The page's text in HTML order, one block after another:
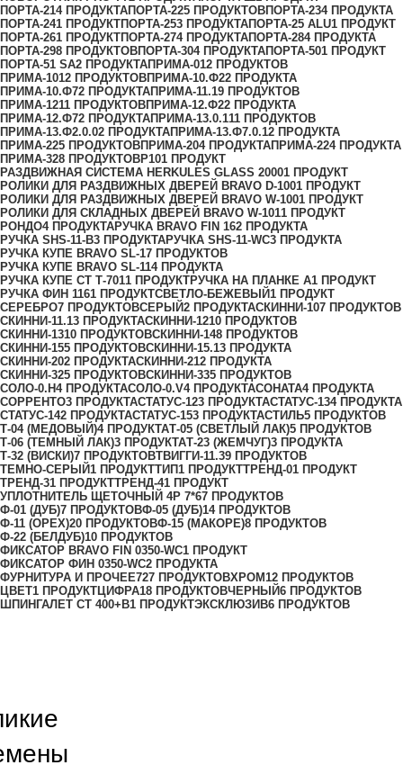
ПОРТА-214 ПРОДУКТАПОРТА-225 ПРОДУКТОВПОРТА-234 ПРОДУКТА
ПОРТА-241 ПРОДУКТПОРТА-253 ПРОДУКТАПОРТА-25 ALU1 ПРОДУКТ
ПОРТА-261 ПРОДУКТПОРТА-274 ПРОДУКТАПОРТА-284 ПРОДУКТА
ПОРТА-298 ПРОДУКТОВПОРТА-304 ПРОДУКТАПОРТА-501 ПРОДУКТ
ПОРТА-51 SA2 ПРОДУКТАПРИМА-012 ПРОДУКТОВ
ПРИМА-1012 ПРОДУКТОВПРИМА-10.Ф22 ПРОДУКТА
ПРИМА-10.Ф72 ПРОДУКТАПРИМА-11.19 ПРОДУКТОВ
ПРИМА-1211 ПРОДУКТОВПРИМА-12.Ф22 ПРОДУКТА
ПРИМА-12.Ф72 ПРОДУКТАПРИМА-13.0.111 ПРОДУКТОВ
ПРИМА-13.Ф2.0.02 ПРОДУКТАПРИМА-13.Ф7.0.12 ПРОДУКТА
ПРИМА-225 ПРОДУКТОВПРИМА-204 ПРОДУКТАПРИМА-224 ПРОДУКТА
ПРИМА-328 ПРОДУКТОВР101 ПРОДУКТ
РАЗДВИЖНАЯ СИСТЕМА HERKULES GLASS 20001 ПРОДУКТ
РОЛИКИ ДЛЯ РАЗДВИЖНЫХ ДВЕРЕЙ BRAVO D-1001 ПРОДУКТ
РОЛИКИ ДЛЯ РАЗДВИЖНЫХ ДВЕРЕЙ BRAVO W-1001 ПРОДУКТ
РОЛИКИ ДЛЯ СКЛАДНЫХ ДВЕРЕЙ BRAVO W-1011 ПРОДУКТ
РОНДО4 ПРОДУКТАРУЧКА BRAVO FIN 162 ПРОДУКТА
РУЧКА SHS-11-B3 ПРОДУКТАРУЧКА SHS-11-WC3 ПРОДУКТА
РУЧКА КУПЕ BRAVO SL-17 ПРОДУКТОВ
РУЧКА КУПЕ BRAVO SL-114 ПРОДУКТА
РУЧКА КУПЕ СТ Т-7011 ПРОДУКТРУЧКА НА ПЛАНКЕ А1 ПРОДУКТ
РУЧКА ФИН 1161 ПРОДУКТСВЕТЛО-БЕЖЕВЫЙ1 ПРОДУКТ
СЕРЕБРО7 ПРОДУКТОВСЕРЫЙ2 ПРОДУКТАСКИННИ-107 ПРОДУКТОВ
СКИННИ-11.13 ПРОДУКТАСКИННИ-1210 ПРОДУКТОВ
СКИННИ-1310 ПРОДУКТОВСКИННИ-148 ПРОДУКТОВ
СКИННИ-155 ПРОДУКТОВСКИННИ-15.13 ПРОДУКТА
СКИННИ-202 ПРОДУКТАСКИННИ-212 ПРОДУКТА
СКИННИ-325 ПРОДУКТОВСКИННИ-335 ПРОДУКТОВ
СОЛО-0.H4 ПРОДУКТАСОЛО-0.V4 ПРОДУКТАСОНАТА4 ПРОДУКТА
СОРРЕНТО3 ПРОДУКТАСТАТУС-123 ПРОДУКТАСТАТУС-134 ПРОДУКТА
СТАТУС-142 ПРОДУКТАСТАТУС-153 ПРОДУКТАСТИЛЬ5 ПРОДУКТОВ
Т-04 (МЕДОВЫЙ)4 ПРОДУКТАТ-05 (СВЕТЛЫЙ ЛАК)5 ПРОДУКТОВ
Т-06 (ТЕМНЫЙ ЛАК)3 ПРОДУКТАТ-23 (ЖЕМЧУГ)3 ПРОДУКТА
Т-32 (ВИСКИ)7 ПРОДУКТОВТВИГГИ-11.39 ПРОДУКТОВ
ТЕМНО-СЕРЫЙ1 ПРОДУКТТИП1 ПРОДУКТТРЕНД-01 ПРОДУКТ
ТРЕНД-31 ПРОДУКТТРЕНД-41 ПРОДУКТ
УПЛОТНИТЕЛЬ ЩЕТОЧНЫЙ 4Р 7*67 ПРОДУКТОВ
Ф-01 (ДУБ)7 ПРОДУКТОВФ-05 (ДУБ)14 ПРОДУКТОВ
Ф-11 (ОРЕХ)20 ПРОДУКТОВФ-15 (МАКОРЕ)8 ПРОДУКТОВ
Ф-22 (БЕЛДУБ)10 ПРОДУКТОВ
ФИКСАТОР BRAVO FIN 0350-WC1 ПРОДУКТ
ФИКСАТОР ФИН 0350-WC2 ПРОДУКТА
ФУРНИТУРА И ПРОЧЕЕ727 ПРОДУКТОВХРОМ12 ПРОДУКТОВ
ЦВЕТ1 ПРОДУКТЦИФРА18 ПРОДУКТОВЧЕРНЫЙ6 ПРОДУКТОВ
ШПИНГАЛЕТ СТ 400+B1 ПРОДУКТЭКСКЛЮЗИВ6 ПРОДУКТОВ